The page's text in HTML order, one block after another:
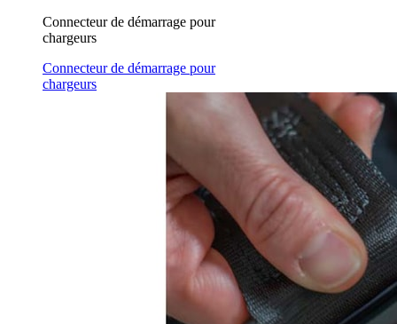
Connecteur de démarrage pour
chargeurs
Connecteur de démarrage pour
chargeurs